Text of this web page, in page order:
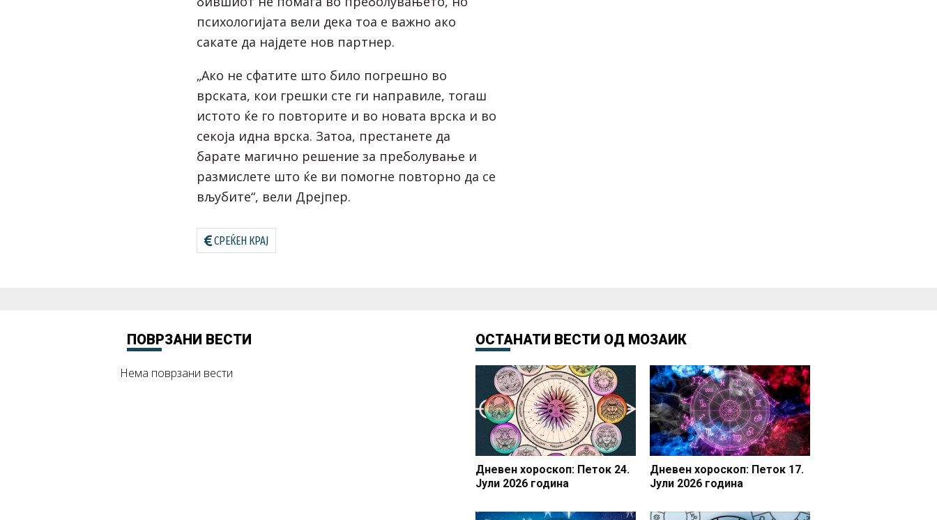
психологијата вели дека тоа е важно ако
сакате да најдете нов партнер.
„Ако не сфатите што било погрешно во
врската, кои грешки сте ги направиле, тогаш
истото ќе го повторите и во новата врска и во
секоја идна врска. Затоа, престанете да
барате магично решение за преболување и
размислете што ќе ви помогне повторно да се
вљубите“, вели Дрејпер.
СРЕЌЕН КРАЈ
ПОВРЗАНИ ВЕСТИ
Нема поврзани вести
ОСТАНАТИ ВЕСТИ ОД МОЗАИК
Дневен хороскоп: Петок 24.
Јули 2026 година
Дневен хороскоп: Петок 17.
Јули 2026 година